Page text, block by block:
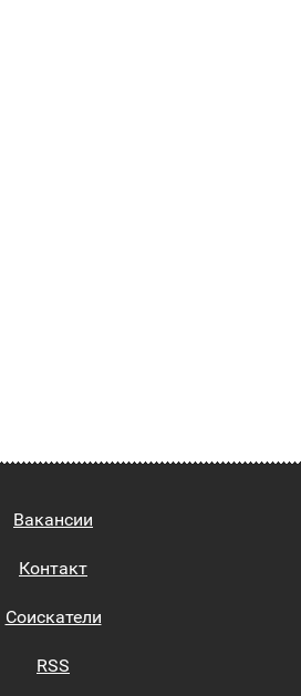
Вакансии
Контакт
Соискатели
RSS